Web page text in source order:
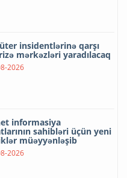
insidentlərinə qarşı
mərkəzləri yaradılacaq
2026
informasiya
sahibləri üçün yeni
müəyyənləşib
2026